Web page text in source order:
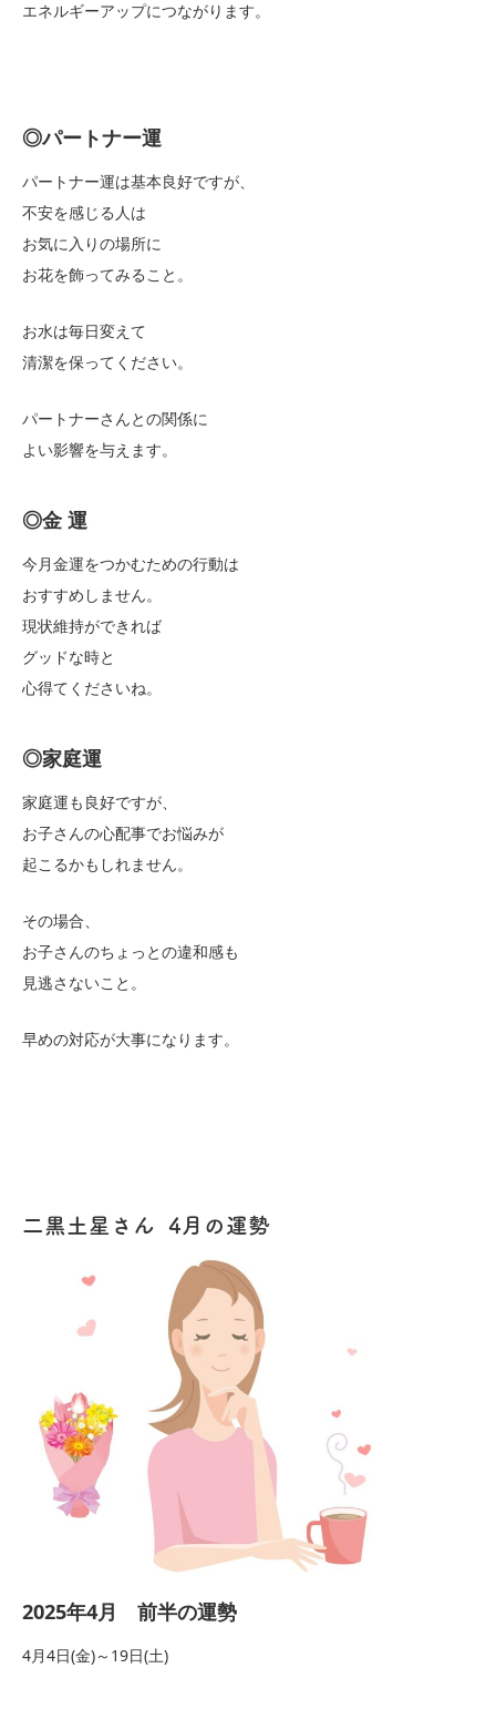
エネルギーアップにつながります。
◎パートナー運
パートナー運は基本良好ですが、
不安を感じる人は
お気に入りの場所に
お花を飾ってみること。
お水は毎日変えて
清潔を保ってください。
パートナーさんとの関係に
よい影響を与えます。
◎金 運
今月金運をつかむための行動は
おすすめしません。
現状維持ができれば
グッドな時と
心得てくださいね。
◎家庭運
家庭運も良好ですが、
お子さんの心配事でお悩みが
起こるかもしれません。
その場合、
お子さんのちょっとの違和感も
見逃さないこと。
早めの対応が大事になります。
二黒土星さん 4月の運勢
2025年4月 前半の運勢
4月4日(金)～19日(土)